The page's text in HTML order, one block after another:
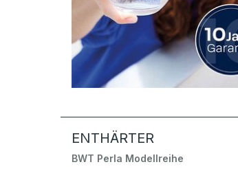
ENTHÄRTER
BWT Perla Modellreihe